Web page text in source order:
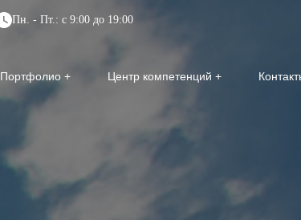
Пн. - Пт.: с 9:00 до 19:00
Портфолио Центр компетенций